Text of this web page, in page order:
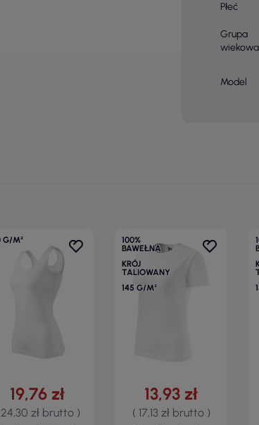
Płeć
Grupa
wiekowa
Model
G/M²
19,76 zł
zł brutto )
100%
BAWEŁNA
KRÓJ
TALIOWANY
145 G/M²
13,93 zł
( 17,13 zł brutto )